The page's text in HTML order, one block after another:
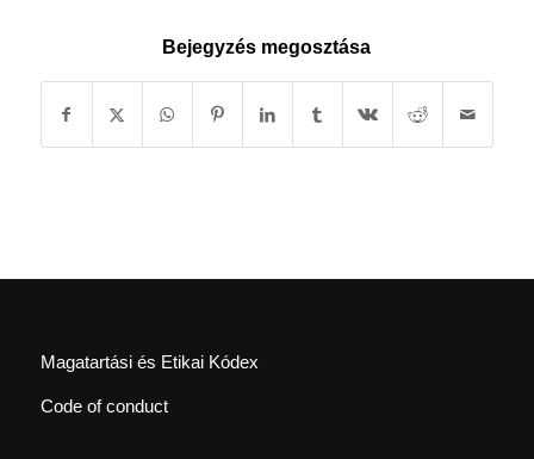
Bejegyzés megosztása
Magatartási és Etikai Kódex
Code of conduct